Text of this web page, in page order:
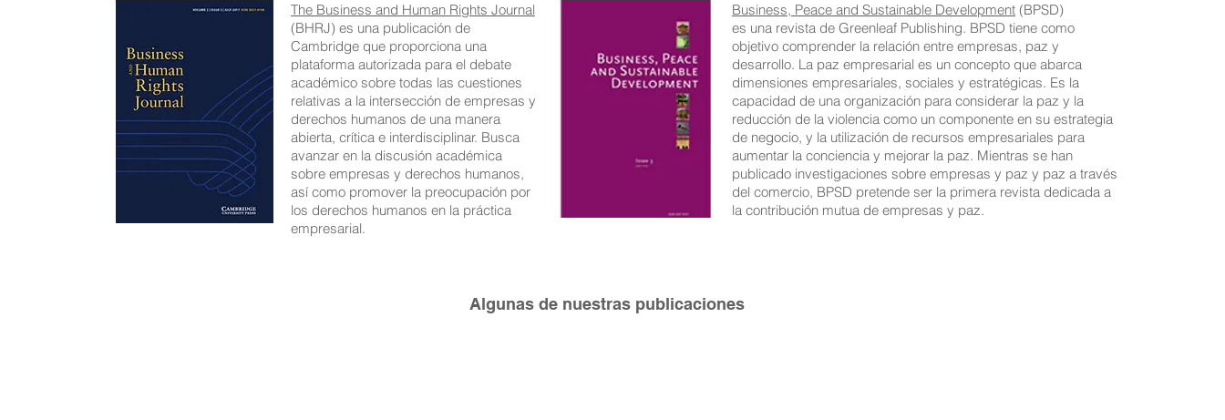
The Business and Human Rights Journal
(BHRJ) es una publicación de
Cambridge que proporciona una
plataforma autorizada para el debate
académico sobre todas las cuestiones
relativas a la intersección de empresas y
derechos humanos de una manera
abierta, crítica e interdisciplinar. Busca
avanzar en la discusión académica
sobre empresas y derechos humanos,
así como promover la preocupación por
los derechos humanos en la práctica
empresarial.
Business, Peace and Sustainable Development (BPSD)
es una revista de Greenleaf Publishing. BPSD tiene como
objetivo comprender la relación entre empresas, paz y
desarrollo. La paz empresarial es un concepto que abarca
dimensiones empresariales, sociales y estratégicas. Es la
capacidad de una organización para considerar la paz y la
reducción de la violencia como un componente en su estrategia
de negocio, y la utilización de recursos empresariales para
aumentar la conciencia y mejorar la paz. Mientras se han
publicado investigaciones sobre empresas y paz y paz a través
del comercio, BPSD pretende ser la primera revista dedicada a
la contribución mutua de empresas y paz.
Algunas de nuestras publicaciones